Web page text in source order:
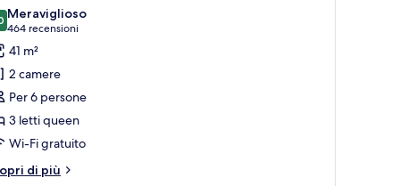
su 10
Meraviglioso
464 recensioni
(464
recensioni)
41 m²
2 camere
Per 6 persone
3 letti queen
Wi-Fi gratuito
di più